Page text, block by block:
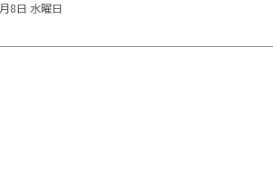
8日 水曜日